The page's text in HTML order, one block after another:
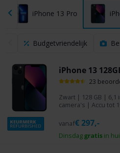
iPhone 13 Pro
Budgetvriendelijk
iPhone 13
23
Zwart | 128 GB | 6,1
camera's | Accu tot
Dinsdaggratis in
vanaf€ 297,-